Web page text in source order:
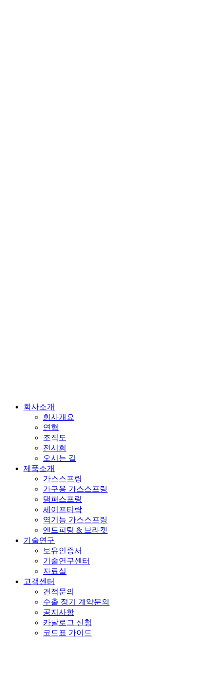
회사소개
회사개요
연혁
조직도
전시회
오시는 길
제품소개
가스스프링
가구용 가스스프링
댐퍼스프링
세이프티락
역기능 가스스프링
엔드피팅 & 브라켓
기술연구
보유인증서
기술연구센터
자료실
고객센터
견적문의
수출 정기 계약문의
공지사항
카달로그 신청
코드표 가이드